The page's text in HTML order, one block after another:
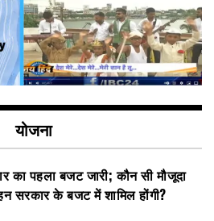
योजना
का पहला बजट जारी; कौन सी मौजूदा
सरकार के बजट में शामिल होंगी?